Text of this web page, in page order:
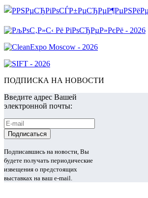
ПОДПИСКА НА НОВОСТИ
Введите адрес Вашей
электронной почты:
Подписавшись на новости, Вы
будете получать периодические
извещения о предстоящих
выставках на ваш e-mail.